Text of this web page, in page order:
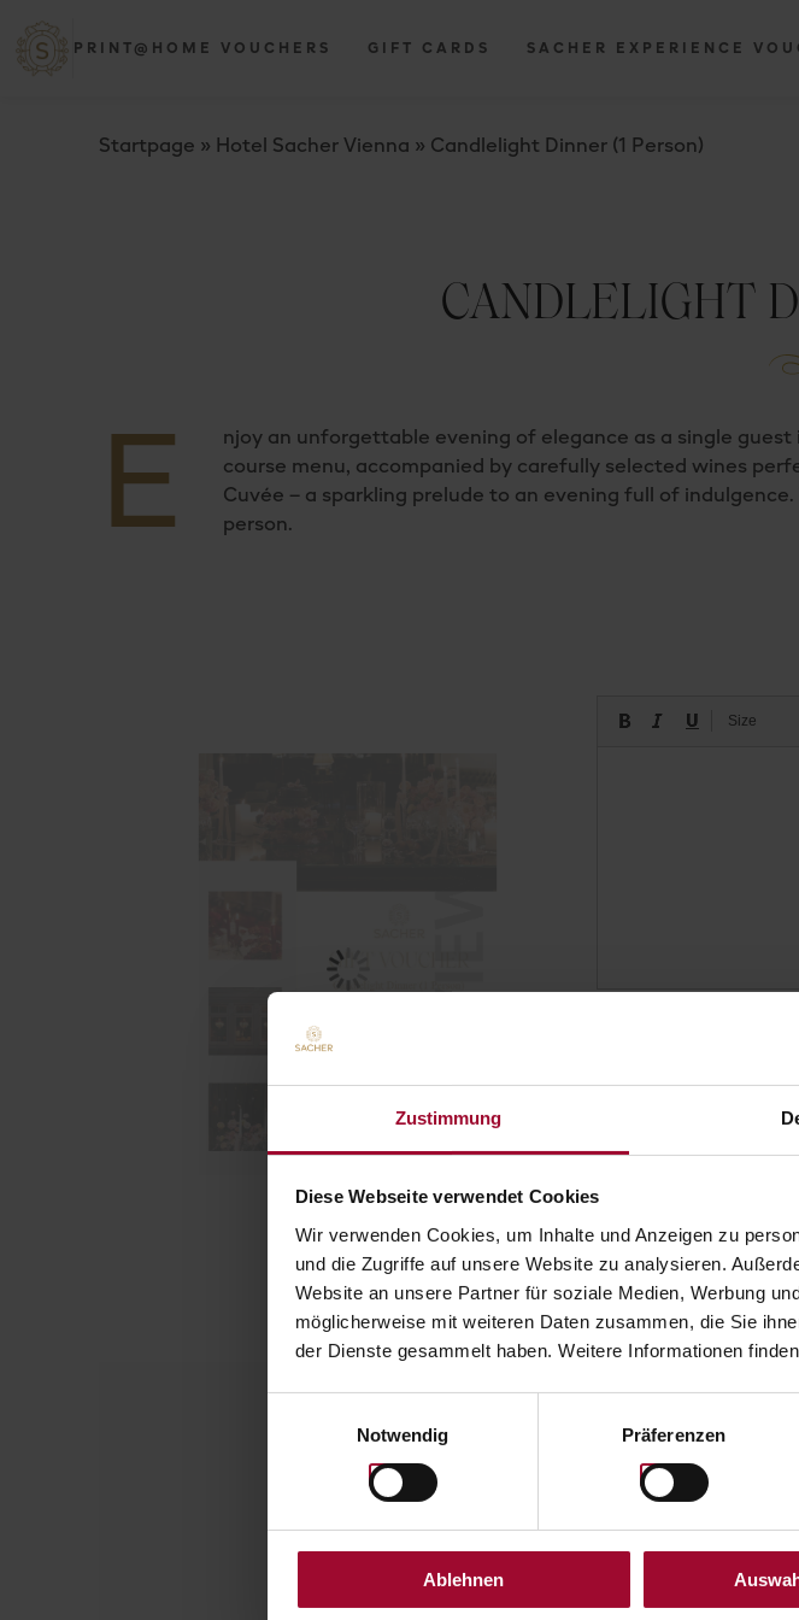
Zustimmung
Diese Webseite verwendet Cookies
Wir verwenden Cookies, um Inhalte und Anzeigen zu
und die Zugriffe auf unsere Website zu analysieren.
Website an unsere Partner für soziale Medien, Werbung
möglicherweise mit weiteren Daten zusammen, die Sie
der Dienste gesammelt haben. Weitere Informationen
Notwendig
Präferenzen
Ablehnen
PRINT@HOME VOUCHERS GIFT CARDS SACHER EXPERIENCE
Startpage » Hotel Sacher Vienna » Candlelight Dinner (1 Person)
CANDLELIGHT
E
njoy an unforgettable evening of elegance as a single
course menu, accompanied by carefully selected wines
Cuvée – a sparkling prelude to an evening full of
person.
Size
HOME
VALUE CHECK